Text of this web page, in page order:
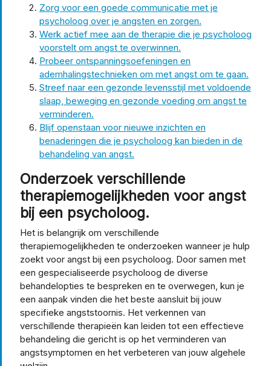
Zorg voor een goede communicatie met je
psycholoog over je angsten en zorgen.
Werk actief mee aan de therapie die je psycholoog
voorstelt om angst te overwinnen.
Probeer ontspanningsoefeningen en
ademhalingstechnieken om met angst om te gaan.
Streef naar een gezonde levensstijl met voldoende
slaap, beweging en gezonde voeding om angst te
verminderen.
Blijf openstaan voor nieuwe inzichten en
benaderingen die je psycholoog kan bieden in de
behandeling van angst.
Onderzoek verschillende
therapiemogelijkheden voor angst
bij een psycholoog.
Het is belangrijk om verschillende
therapiemogelijkheden te onderzoeken wanneer je hulp
zoekt voor angst bij een psycholoog. Door samen met
een gespecialiseerde psycholoog de diverse
behandelopties te bespreken en te overwegen, kun je
een aanpak vinden die het beste aansluit bij jouw
specifieke angststoornis. Het verkennen van
verschillende therapieën kan leiden tot een effectieve
behandeling die gericht is op het verminderen van
angstsymptomen en het verbeteren van jouw algehele